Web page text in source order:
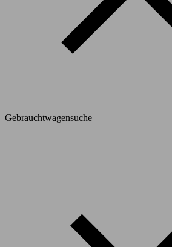
Gebrauchtwagensuche